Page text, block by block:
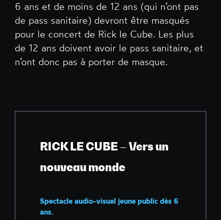
6 ans et de moins de 12 ans (qui n’ont pas
de pass sanitaire) devront être masqués
pour le concert de Rick le Cube. Les plus
de 12 ans doivent avoir le pass sanitaire, et
n’ont donc pas à porter de masque.
RICK LE CUBE – Vers un
nouveau monde
Spectacle audio-visuel jeune public dès 6
ans.